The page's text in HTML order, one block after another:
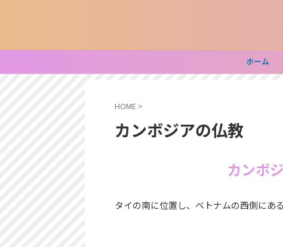
ホーム
HOME >
カンボジアの仏教
カンボ
タイの南に位置し、ベトナムの西側にあ